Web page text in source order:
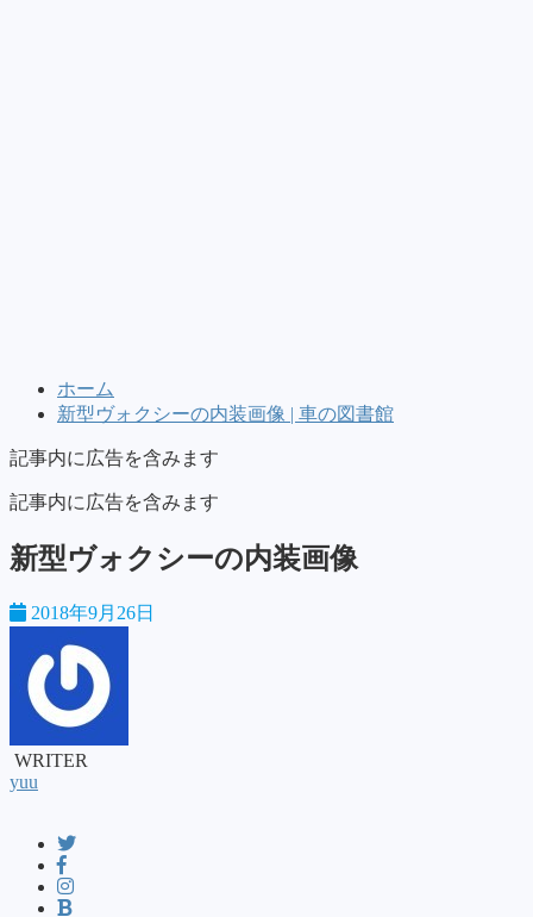
ホーム
新型ヴォクシーの内装画像 | 車の図書館
記事内に広告を含みます
記事内に広告を含みます
新型ヴォクシーの内装画像
2018年9月26日
WRITER
yuu